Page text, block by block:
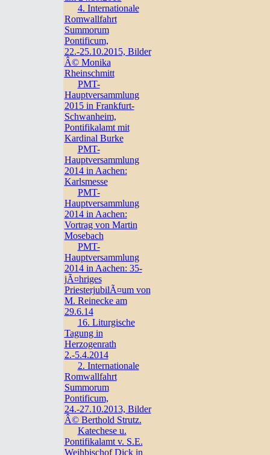
4. Internationale
Romwallfahrt
Summorum
Pontificum,
22.-25.10.2015, Bilder
Â© Monika
Rheinschmitt
PMT-
Hauptversammlung
2015 in Frankfurt-
Schwanheim,
Pontifikalamt mit
Kardinal Burke
PMT-
Hauptversammlung
2014 in Aachen:
Karlsmesse
PMT-
Hauptversammlung
2014 in Aachen:
Vortrag von Martin
Mosebach
PMT-
Hauptversammlung
2014 in Aachen: 35-
jÃ¤hriges
PriesterjubilÃ¤um von
M. Reinecke am
29.6.14
16. Liturgische
Tagung in
Herzogenrath
2.-5.4.2014
2. Internationale
Romwallfahrt
Summorum
Pontificum,
24.-27.10.2013, Bilder
Â© Berthold Strutz.
Katechese u.
Pontifikalamt v. S.E.
Weihbischof Dick in